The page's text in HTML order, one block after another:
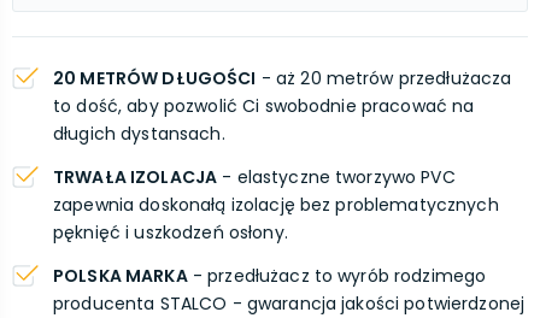
20 METRÓW DŁUGOŚCI - aż 20 metrów przedłużacza
to dość, aby pozwolić Ci swobodnie pracować na
długich dystansach.
TRWAŁA IZOLACJA - elastyczne tworzywo PVC
zapewnia doskonałą izolację bez problematycznych
pęknięć i uszkodzeń osłony.
POLSKA MARKA- przedłużacz to wyrób rodzimego
producenta STALCO - gwarancja jakości potwierdzonej